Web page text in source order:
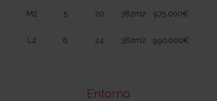
M2 5 20 382m2 975.000€
L2 6 24 382m2 990.000€
Entorno